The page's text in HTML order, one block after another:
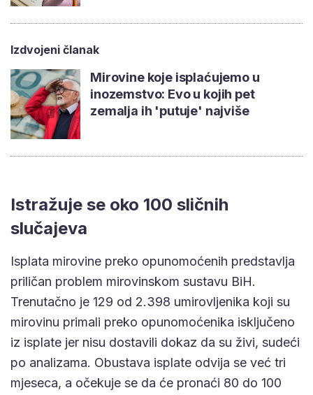
Izdvojeni članak
Mirovine koje isplaćujemo u
inozemstvo: Evo u kojih pet
zemalja ih 'putuje' najviše
Istražuje se oko 100 sličnih
slučajeva
Isplata mirovine preko opunomoćenih predstavlja
priličan problem mirovinskom sustavu BiH.
Trenutačno je 129 od 2.398 umirovljenika koji su
mirovinu primali preko opunomoćenika isključeno
iz isplate jer nisu dostavili dokaz da su živi, sudeći
po analizama. Obustava isplate odvija se već tri
mjeseca, a očekuje se da će pronaći 80 do 100